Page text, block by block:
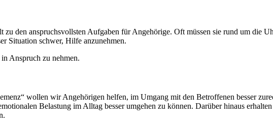
den anspruchsvollsten Aufgaben für Angehörige. Oft müssen sie rund um die
Situation schwer, Hilfe anzunehmen.
Anspruch zu nehmen.
wollen wir Angehörigen helfen, im Umgang mit den Betroffenen besser
Belastung im Alltag besser umgehen zu können. Darüber hinaus